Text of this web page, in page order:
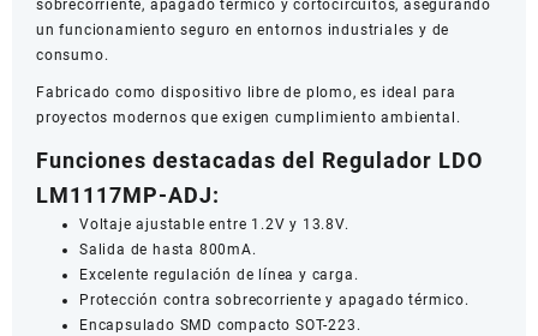
sobrecorriente, apagado térmico y cortocircuitos, asegurando
un funcionamiento seguro en entornos industriales y de
consumo.
Fabricado como dispositivo libre de plomo, es ideal para
proyectos modernos que exigen cumplimiento ambiental.
Funciones destacadas del Regulador LDO
LM1117MP-ADJ:
Voltaje ajustable entre 1.2V y 13.8V.
Salida de hasta 800mA.
Excelente regulación de línea y carga.
Protección contra sobrecorriente y apagado térmico.
Encapsulado SMD compacto SOT-223.